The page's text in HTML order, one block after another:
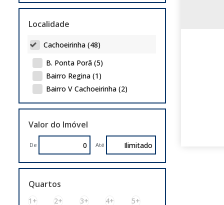
Localidade
Cachoeirinha (48)
B. Ponta Porã (5)
Bairro Regina (1)
Bairro V Cachoeirinha (2)
Bairro Vista Alegre (2)
City (10)
Distrito Industrial (3)
Eunice Velha (1)
Fátima (1)
Imbui (1)
Valor do Imóvel
De Até
Quartos
1+ 2+ 3+ 4+ 5+